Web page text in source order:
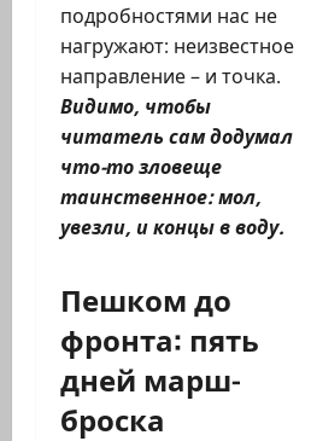
подробностями нас не
нагружают: неизвестное
направление – и точка.
Видимо, чтобы
читатель сам додумал
что-то зловеще
таинственное: мол,
увезли, и концы в воду.
Пешком до
фронта: пять
дней марш-
броска